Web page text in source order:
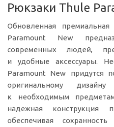
Рюкзаки Thule
Обновленная
Paramount New
современных людей,
и удобные аксессуары.
Paramount New придутся
оригинальному
к необходимым
надежная конструкция
обеспечивая